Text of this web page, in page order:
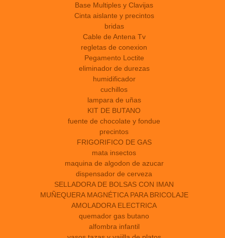
Base Multiples y Clavijas
Cinta aislante y precintos
bridas
Cable de Antena Tv
regletas de conexion
Pegamento Loctite
eliminador de durezas
humidificador
cuchillos
lampara de uñas
KIT DE BUTANO
fuente de chocolate y fondue
precintos
FRIGORIFICO DE GAS
mata insectos
maquina de algodon de azucar
dispensador de cerveza
SELLADORA DE BOLSAS CON IMAN
MUÑEQUERA MAGNÉTICA PARA BRICOLAJE
AMOLADORA ELECTRICA
quemador gas butano
alfombra infantil